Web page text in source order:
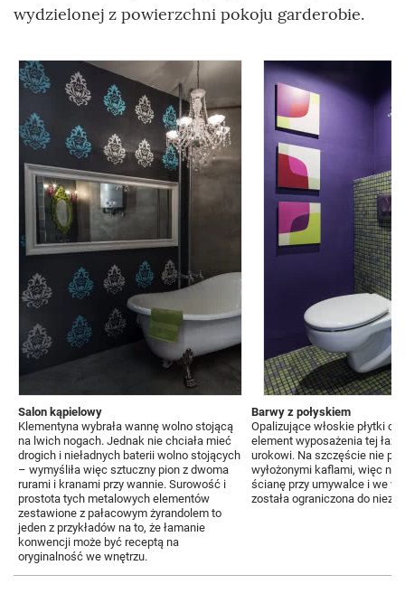
wydzielonej z powierzchni pokoju garderobie.
Salon kąpielowy
Klementyna wybrała wannę wolno stojącą
na lwich nogach. Jednak nie chciała mieć
drogich i nieładnych baterii wolno stojących
– wymyśliła więc sztuczny pion z dwoma
rurami i kranami przy wannie. Surowość i
prostota tych metalowych elementów
zestawione z pałacowym żyrandolem to
jeden z przykładów na to, że łamanie
konwencji może być receptą na
oryginalność we wnętrzu.
Barwy z połyskiem
Opalizujące włoskie płytki
element wyposażenia tej
urokowi. Na szczęście nie
wyłożonymi kaflami, więc nie
ścianę przy umywalce i we
została ograniczona do